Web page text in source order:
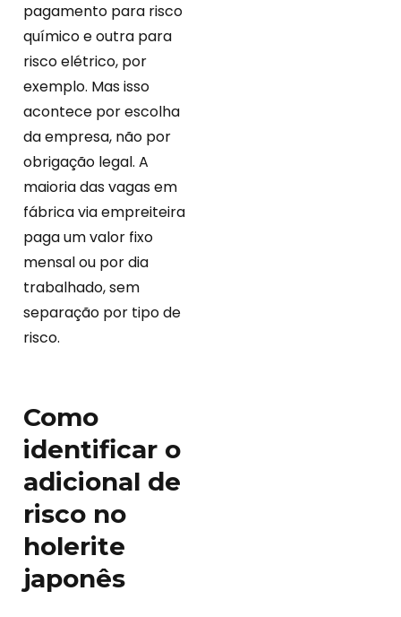
pagamento para risco
químico e outra para
risco elétrico, por
exemplo. Mas isso
acontece por escolha
da empresa, não por
obrigação legal. A
maioria das vagas em
fábrica via empreiteira
paga um valor fixo
mensal ou por dia
trabalhado, sem
separação por tipo de
risco.
Como
identificar o
adicional de
risco no
holerite
japonês